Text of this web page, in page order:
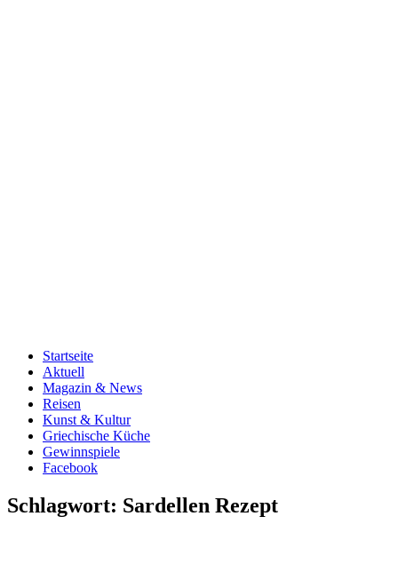
Startseite
Aktuell
Magazin & News
Reisen
Kunst & Kultur
Griechische Küche
Gewinnspiele
Facebook
Schlagwort: Sardellen Rezept